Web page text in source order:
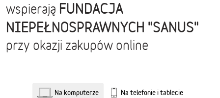
wspierają FUNDACJA
NIEPEŁNOSPRAWNYCH "SANUS"
przy okazji zakupów online
Na komputerze Na telefonie i tablecie